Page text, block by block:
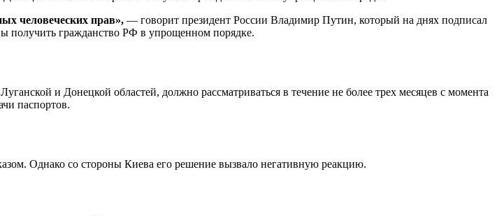
человеческих прав», — говорит президент России Владимир Путин, который на днях подписал
получить гражданство РФ в упрощенном порядке.
и Донецкой областей, должно рассматриваться в течение не более трех месяцев с момента
паспортов.
Однако со стороны Киева его решение вызвало негативную реакцию.